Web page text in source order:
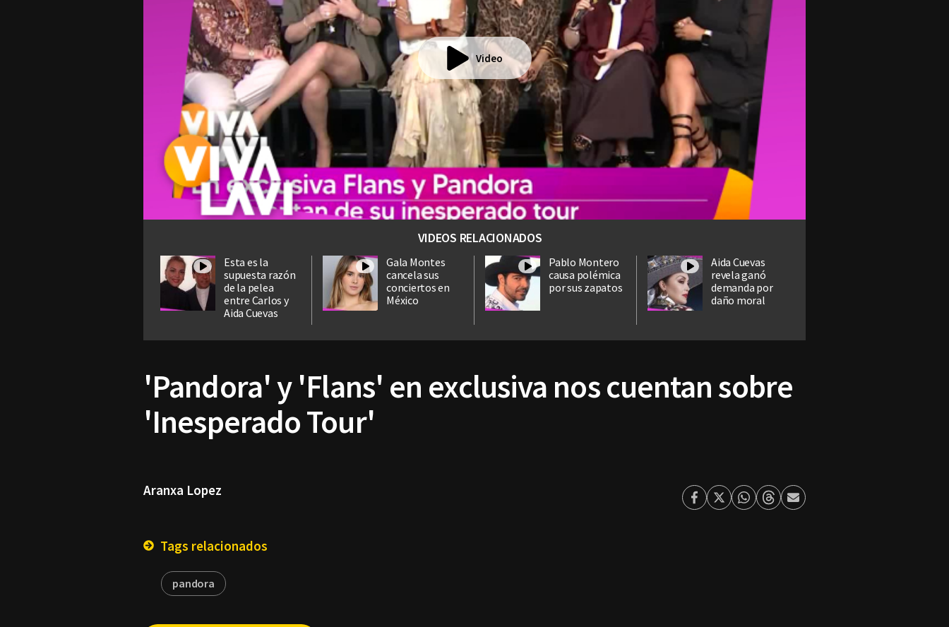
Video
VIDEOS RELACIONADOS
Esta es la
supuesta razón
de la pelea
entre Carlos y
Aida Cuevas
Gala Montes
cancela sus
conciertos en
México
Pablo Montero
causa polémica
por sus zapatos
Aida Cuevas
revela ganó
demanda por
daño moral
'Pandora' y 'Flans' en exclusiva nos cuentan sobre
'Inesperado Tour'
Aranxa Lopez
Facebook
TwitterWhatsapp
ThreadsEnviar
Tags relacionados
pandora